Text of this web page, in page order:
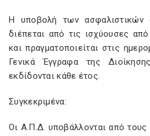
Η υποβολή των ασφαλιστικών
διέπεται από τις ισχύουσες
και πραγματοποιείται στις
Γενικά Έγγραφα της
εκδίδονται κάθε έτος.
Συγκεκριμένα:
Οι Α.Π.Δ. υποβάλλονται από τους